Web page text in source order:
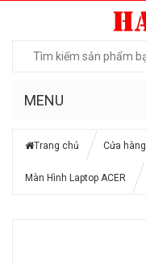
MENU
Trang chủ Cửa hàng
Màn Hình Laptop ACER